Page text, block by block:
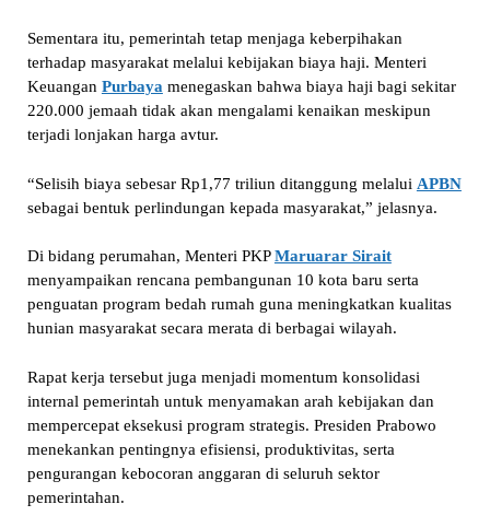
Sementara itu, pemerintah tetap menjaga keberpihakan
terhadap masyarakat melalui kebijakan biaya haji. Menteri
Keuangan Purbaya menegaskan bahwa biaya haji bagi sekitar
220.000 jemaah tidak akan mengalami kenaikan meskipun
terjadi lonjakan harga avtur.
“Selisih biaya sebesar Rp1,77 triliun ditanggung melalui APBN
sebagai bentuk perlindungan kepada masyarakat,” jelasnya.
Di bidang perumahan, Menteri PKPMaruarar Sirait
menyampaikan rencana pembangunan 10 kota baru serta
penguatan program bedah rumah guna meningkatkan kualitas
hunian masyarakat secara merata di berbagai wilayah.
Rapat kerja tersebut juga menjadi momentum konsolidasi
internal pemerintah untuk menyamakan arah kebijakan dan
mempercepat eksekusi program strategis. Presiden Prabowo
menekankan pentingnya efisiensi, produktivitas, serta
pengurangan kebocoran anggaran di seluruh sektor
pemerintahan.